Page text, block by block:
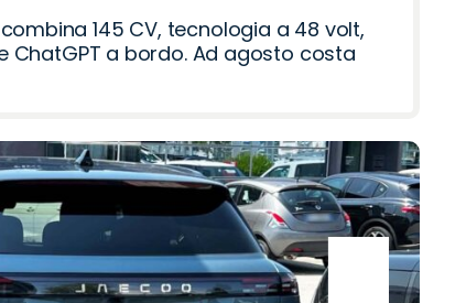
145 CV, tecnologia a 48 volt,
ChatGPT a bordo. Ad agosto costa